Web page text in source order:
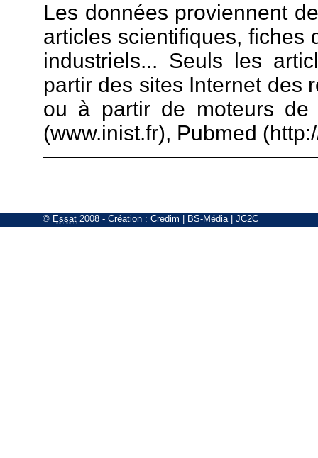
Les données proviennent
articles scientifiques, fiches
industriels... Seuls les
partir des sites Internet des
ou à partir de moteurs de
(www.inist.fr), Pubmed
© Essat 2008 - Création : Credim BS-Média| JC2C